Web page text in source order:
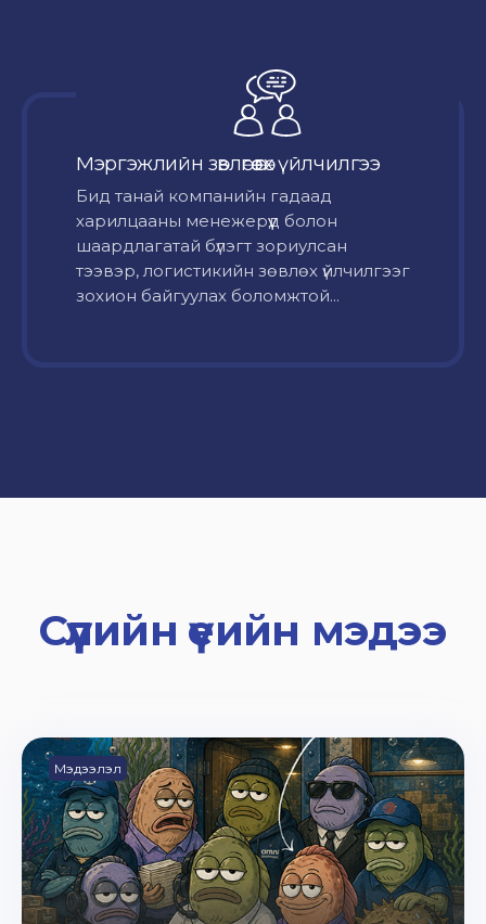
Мэргэжлийн зөвлөгөө өгөх үйлчилгээ
Бид танай компанийн гадаад
харилцааны менежерүүд болон
шаардлагатай бүлэгт зориулсан
тээвэр, логистикийн зөвлөх үйлчилгээг
зохион байгуулах боломжтой...
Сүүлийн үеийн мэдээ
Мэдээлэл